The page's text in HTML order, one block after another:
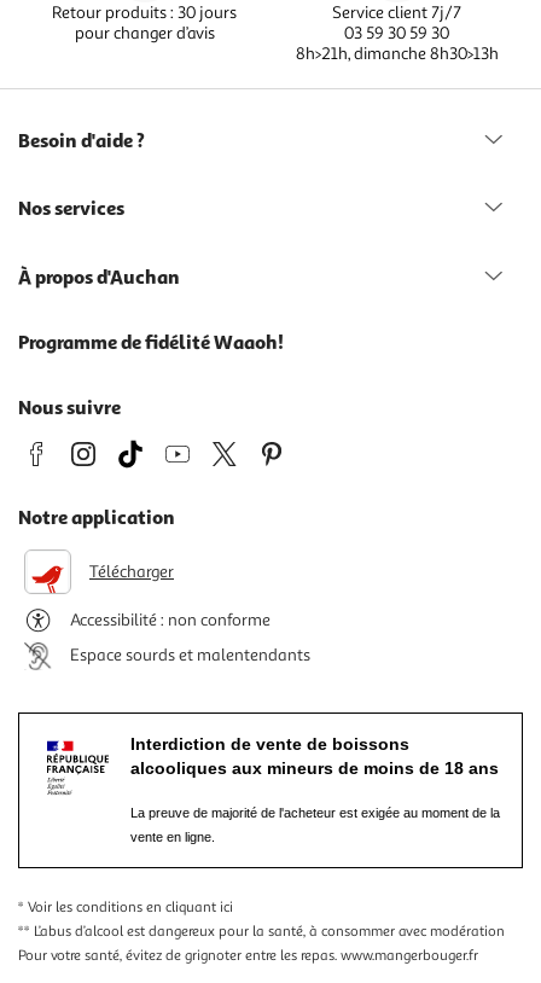
Retour produits : 30 jours
pour changer d’avis
Service client 7j/7
03 59 30 59 30
8h>21h, dimanche 8h30>13h
Besoin d'aide ?
Nos services
À propos d'Auchan
Programme de fidélité Waaoh!
Nous suivre
Notre application
Télécharger
Accessibilité : non conforme
Espace sourds et malentendants
Interdiction de vente de boissons
alcooliques aux mineurs de moins de 18 ans
La preuve de majorité de l'acheteur est exigée au moment de la
vente en ligne.
* Voir les conditions en cliquant ici
** L’abus d’alcool est dangereux pour la santé, à consommer avec modération
Pour votre santé, évitez de grignoter entre les repas. www.mangerbouger.fr